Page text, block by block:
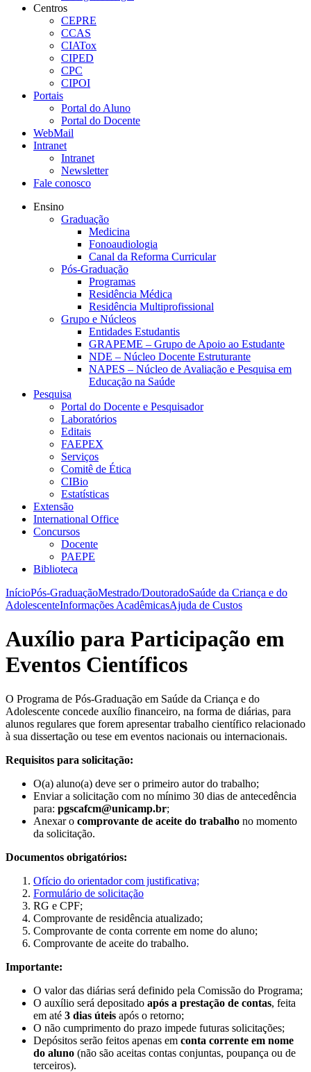
Centros
CEPRE
CCAS
CIATox
CIPED
CPC
CIPOI
Portais
Portal do Aluno
Portal do Docente
WebMail
Intranet
Intranet
Newsletter
Fale conosco
Ensino
Graduação
Medicina
Fonoaudiologia
Canal da Reforma Curricular
Pós-Graduação
Programas
Residência Médica
Residência Multiprofissional
Grupo e Núcleos
Entidades Estudantis
GRAPEME – Grupo de Apoio ao Estudante
NDE – Núcleo Docente Estruturante
NAPES – Núcleo de Avaliação e Pesquisa em
Educação na Saúde
Pesquisa
Portal do Docente e Pesquisador
Laboratórios
Editais
FAEPEX
Serviços
Comitê de Ética
CIBio
Estatísticas
Extensão
International Office
Concursos
Docente
PAEPE
Biblioteca
InícioPós-GraduaçãoMestrado/DoutoradoSaúde da Criança e do
AdolescenteInformações AcadêmicasAjuda de Custos
Auxílio para Participação em
Eventos Científicos
O Programa de Pós-Graduação em Saúde da Criança e do
Adolescente concede auxílio financeiro, na forma de diárias, para
alunos regulares que forem apresentar trabalho científico relacionado
à sua dissertação ou tese em eventos nacionais ou internacionais.
Requisitos para solicitação:
O(a) aluno(a) deve ser o primeiro autor do trabalho;
Enviar a solicitação com no mínimo 30 dias de antecedência
para: pgscafcm@unicamp.br;
Anexar o comprovante de aceite do trabalho no momento
da solicitação.
Documentos obrigatórios:
Ofício do orientador com justificativa;
Formulário de solicitação
RG e CPF;
Comprovante de residência atualizado;
Comprovante de conta corrente em nome do aluno;
Comprovante de aceite do trabalho.
Importante:
O valor das diárias será definido pela Comissão do Programa;
O auxílio será depositado após a prestação de contas, feita
em até 3 dias úteis após o retorno;
O não cumprimento do prazo impede futuras solicitações;
Depósitos serão feitos apenas em conta corrente em nome
do aluno (não são aceitas contas conjuntas, poupança ou de
terceiros).